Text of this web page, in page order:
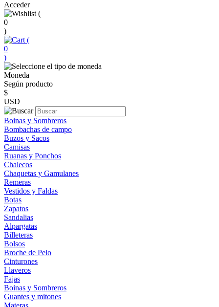
Acceder
(
0
)
(
0
)
Moneda
Según producto
$
USD
Boinas y Sombreros
Bombachas de campo
Buzos y Sacos
Camisas
Ruanas y Ponchos
Chalecos
Chaquetas y Gamulanes
Remeras
Vestidos y Faldas
Botas
Zapatos
Sandalias
Alpargatas
Billeteras
Bolsos
Broche de Pelo
Cinturones
Llaveros
Fajas
Boinas y Sombreros
Guantes y mitones
Materas